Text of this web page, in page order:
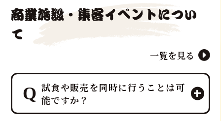
商業施設・集客イベントについ
て
一覧を見る
試食や販売を同時に行うことは可
能ですか？